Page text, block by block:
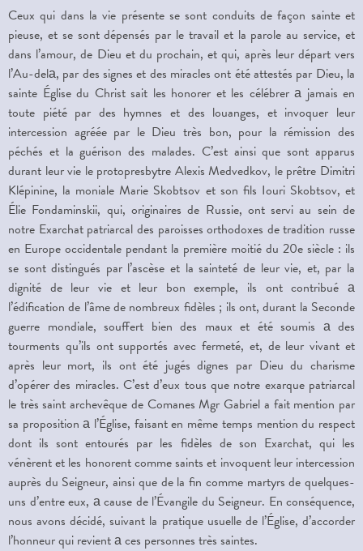
Ceux qui dans la vie présente se sont conduits de façon sainte et
pieuse, et se sont dépensés par le travail et la parole au service, et
dans l’amour, de Dieu et du prochain, et qui, après leur départ vers
l’Au-delа, par des signes et des miracles ont été attestés par Dieu, la
sainte Église du Christ sait les honorer et les célébrer а jamais en
toute piété par des hymnes et des louanges, et invoquer leur
intercession agréée par le Dieu très bon, pour la rémission des
péchés et la guérison des malades. C’est ainsi que sont apparus
durant leur vie le protopresbytre Alexis Medvedkov, le prêtre Dimitri
Klépinine, la moniale Marie Skobtsov et son fils Iouri Skobtsov, et
Élie Fondaminskii, qui, originaires de Russie, ont servi au sein de
notre Exarchat patriarcal des paroisses orthodoxes de tradition russe
en Europe occidentale pendant la première moitié du 20e siècle : ils
se sont distingués par l’ascèse et la sainteté de leur vie, et, par la
dignité de leur vie et leur bon exemple, ils ont contribué а
l’édification de l’âme de nombreux fidèles ; ils ont, durant la Seconde
guerre mondiale, souffert bien des maux et été soumis а des
tourments qu’ils ont supportés avec fermeté, et, de leur vivant et
après leur mort, ils ont été jugés dignes par Dieu du charisme
d’opérer des miracles. C’est d’eux tous que notre exarque patriarcal
le très saint archevêque de Comanes Mgr Gabriel a fait mention par
sa proposition а l’Église, faisant en même temps mention du respect
dont ils sont entourés par les fidèles de son Exarchat, qui les
vénèrent et les honorent comme saints et invoquent leur intercession
auprès du Seigneur, ainsi que de la fin comme martyrs de quelques-
uns d’entre eux, а cause de l’Évangile du Seigneur. En conséquence,
nous avons décidé, suivant la pratique usuelle de l’Église, d’accorder
l’honneur qui revient а ces personnes très saintes.